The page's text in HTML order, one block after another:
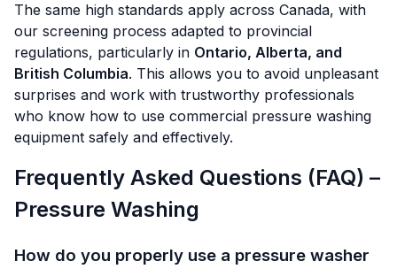
The same high standards apply across Canada, with
our screening process adapted to provincial
regulations, particularly in Ontario, Alberta, and
British Columbia. This allows you to avoid unpleasant
surprises and work with trustworthy professionals
who know how to use commercial pressure washing
equipment safely and effectively.
Frequently Asked Questions (FAQ) –
Pressure Washing
How do you properly use a pressure washer